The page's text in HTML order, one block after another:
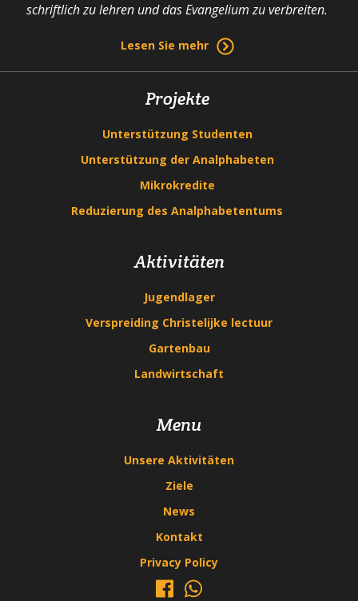
schriftlich zu lehren und das Evangelium zu verbreiten.
Lesen Sie mehr
Projekte
Unterstützung Studenten
Unterstützung der Analphabeten
Mikrokredite
Reduzierung des Analphabetentums
Aktivitäten
Jugendlager
Verspreiding Christelijke lectuur
Gartenbau
Landwirtschaft
Menu
Unsere Aktivitäten
Ziele
News
Kontakt
Privacy Policy